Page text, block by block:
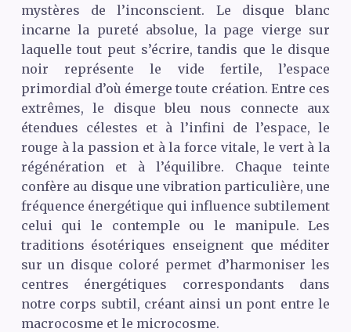
mystères de l’inconscient. Le disque blanc
incarne la pureté absolue, la page vierge sur
laquelle tout peut s’écrire, tandis que le disque
noir représente le vide fertile, l’espace
primordial d’où émerge toute création. Entre ces
extrêmes, le disque bleu nous connecte aux
étendues célestes et à l’infini de l’espace, le
rouge à la passion et à la force vitale, le vert à la
régénération et à l’équilibre. Chaque teinte
confère au disque une vibration particulière, une
fréquence énergétique qui influence subtilement
celui qui le contemple ou le manipule. Les
traditions ésotériques enseignent que méditer
sur un disque coloré permet d’harmoniser les
centres énergétiques correspondants dans
notre corps subtil, créant ainsi un pont entre le
macrocosme et le microcosme.